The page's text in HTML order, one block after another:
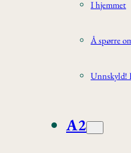
I hjemmet
Å spørre
Unnskyld!
A2